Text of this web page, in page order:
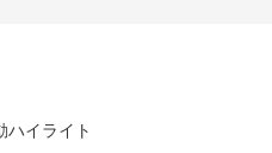
ハイライト